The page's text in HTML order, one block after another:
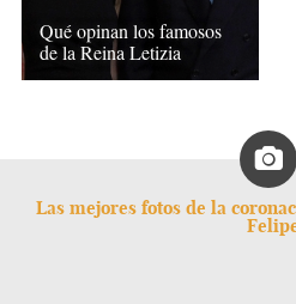
Qué opinan los famosos
de la Reina Letizia
Las mejores fotos de la